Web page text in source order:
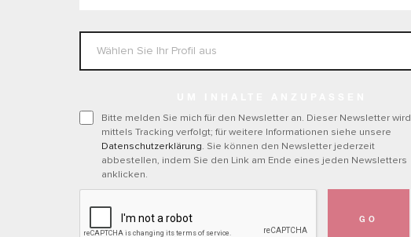
Bitte melden Sie mich für den Newsletter an. Dieser Newsletter wird
mittels Tracking verfolgt; für weitere Informationen siehe unsere
Datenschutzerklärung. Sie können den Newsletter jederzeit
abbestellen, indem Sie den Link am Ende eines jeden Newsletters
anklicken.
GO